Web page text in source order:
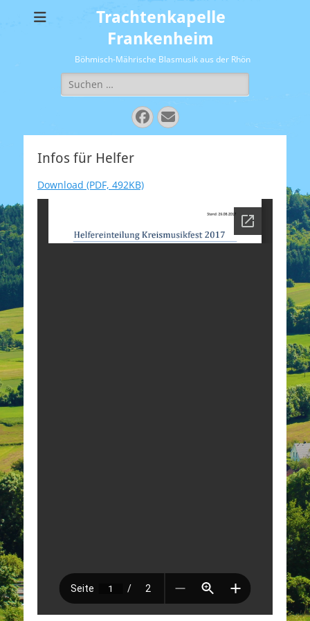
Trachtenkapelle
Frankenheim
Böhmisch-Mährische Blasmusik aus der Rhön
Suchen
nach:
Facebook
E-
Mail
Infos für Helfer
Download (PDF, 492KB)